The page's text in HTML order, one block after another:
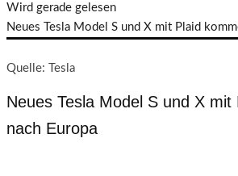
Wird gerade gelesen
Neues Tesla Model S und X mit Plaid
Quelle: Tesla
Neues Tesla Model S und X mit
nach Europa